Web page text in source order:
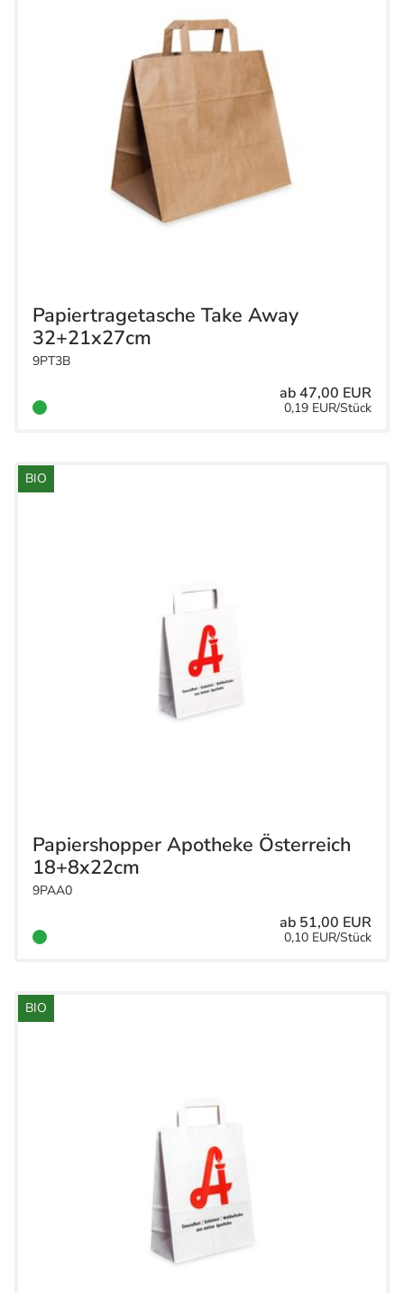
Papiertragetasche Take Away
32+21x27cm
9PT3B
ab 47,00 EUR
0,19 EUR/Stück
BIO
Papiershopper Apotheke Österreich
18+8x22cm
9PAA0
ab 51,00 EUR
0,10 EUR/Stück
BIO